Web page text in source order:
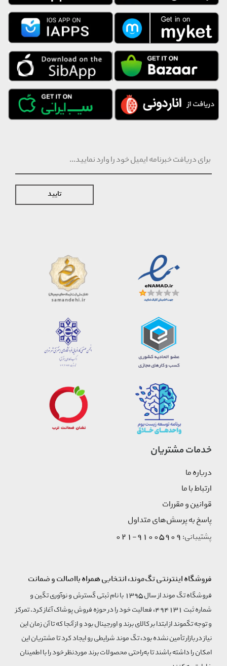
دریافت محصول، امکان پذیر است. ارسال این محصول به صورت جداگانه و
از سمت تامین کننده انجام خواهد شد.
تایید
خدمات مشتریان
درباره ما
ارتباط با ما
قوانین و مقررات
پاسخ به پرسش‌های متداول
پشتیبانی: 91005909-021
فروشگاه اینترنتی تگ‌موند، انتخابی همراه بااصالت و ضمانت
فروشگاه تگ موند از سال 1395 با نام ثبتی گسترش و نوآوری تگین و
شماره ثبت 494131، فعالیت خود را در حوزه فروش پوشاک آغاز کرد. تمرکز
و توجه تگموند از ابتدا بر کالای برند و اورجینال بود و از آنجا که تا آن زمان این
نیاز در بازار تأمین نشده بود، تگ موند شرایطی رو ایجاد کرد تا مشتریان این
امکان را داشته باشند تا به‌راحتی محصولات برند مورد‌نظر خود را با اطمینان